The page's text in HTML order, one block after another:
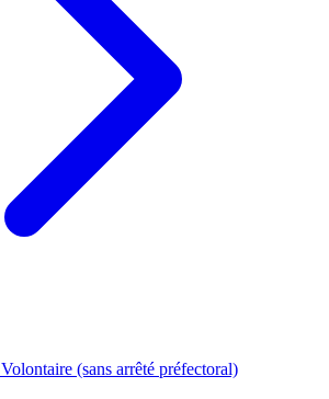
Volontaire (sans arrêté préfectoral)